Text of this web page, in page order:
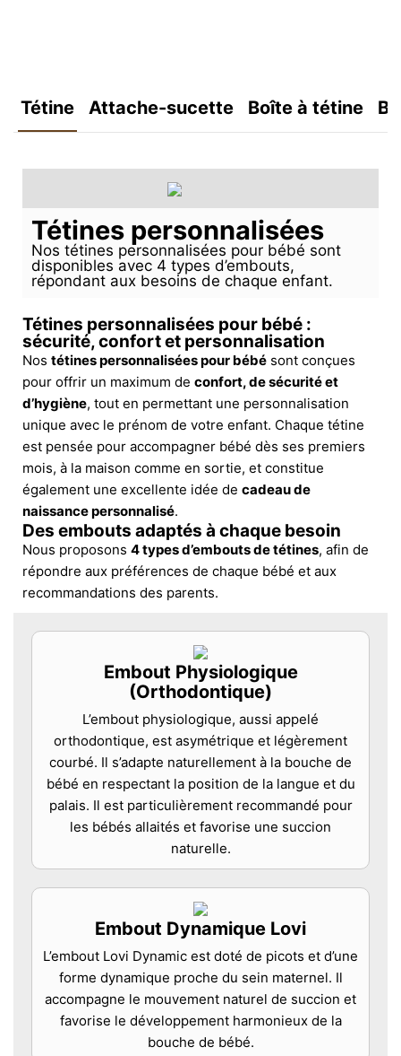
Tétine Attache-sucette Boîte à tétine
Tétines personnalisées
Nos tétines personnalisées pour bébé sont
disponibles avec 4 types d’embouts,
répondant aux besoins de chaque enfant.
Tétines personnalisées pour bébé :
sécurité, confort et personnalisation
Nos tétines personnalisées pour bébé sont conçues
pour offrir un maximum de confort, de sécurité et
d’hygiène, tout en permettant une personnalisation
unique avec le prénom de votre enfant. Chaque tétine
est pensée pour accompagner bébé dès ses premiers
mois, à la maison comme en sortie, et constitue
également une excellente idée de cadeau de
naissance personnalisé.
Des embouts adaptés à chaque besoin
Nous proposons 4 types d’embouts de tétines, afin de
répondre aux préférences de chaque bébé et aux
recommandations des parents.
Embout Physiologique
(Orthodontique)
L’embout physiologique, aussi appelé
orthodontique, est asymétrique et légèrement
courbé. Il s’adapte naturellement à la bouche de
bébé en respectant la position de la langue et du
palais. Il est particulièrement recommandé pour
les bébés allaités et favorise une succion
naturelle.
Embout Dynamique Lovi
L’embout Lovi Dynamic est doté de picots et d’une
forme dynamique proche du sein maternel. Il
accompagne le mouvement naturel de succion et
favorise le développement harmonieux de la
bouche de bébé.